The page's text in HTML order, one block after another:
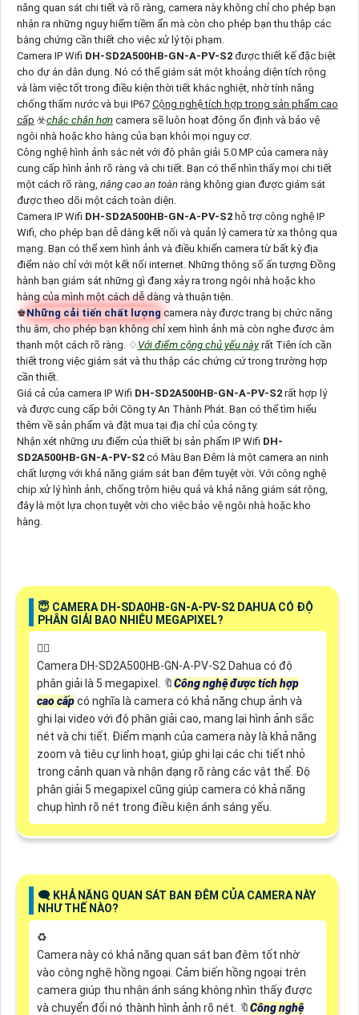
năng quan sát chi tiết và rõ ràng, camera này không chỉ cho phép bạn
nhận ra những nguy hiểm tiềm ẩn mà còn cho phép bạn thu thập các
bằng chứng cần thiết cho việc xử lý tội phạm.
Camera IP Wifi DH-SD2A500HB-GN-A-PV-S2 được thiết kế đặc biệt
cho dự án dân dụng. Nó có thể giám sát một khoảng diện tích rộng
và làm việc tốt trong điều kiện thời tiết khắc nghiệt, nhờ tính năng
chống thấm nước và bụi IP67 Cộng nghệ tích hợp trong sản phẩm cao
cấp ☣️chắc chắn hơncamera sẽ luôn hoạt động ổn định và bảo vệ
ngôi nhà hoặc kho hàng của bạn khỏi mọi nguy cơ.
Công nghệ hình ảnh sắc nét với độ phân giải 5.0 MP của camera này
cung cấp hình ảnh rõ ràng và chi tiết. Bạn có thể nhìn thấy mọi chi tiết
một cách rõ ràng, nâng cao an toàn rằng không gian được giám sát
được theo dõi một cách toàn diện.
Camera IP Wifi DH-SD2A500HB-GN-A-PV-S2 hỗ trợ công nghệ IP
Wifi, cho phép bạn dễ dàng kết nối và quản lý camera từ xa thông qua
mạng. Bạn có thể xem hình ảnh và điều khiển camera từ bất kỳ địa
điểm nào chỉ với một kết nối internet. Những thông số ấn tượng Đồng
hành bạn giám sát những gì đang xảy ra trong ngôi nhà hoặc kho
hàng của mình một cách dễ dàng và thuận tiện.
♚Những cải tiến chất lượng camera này được trang bị chức năng
thu âm, cho phép bạn không chỉ xem hình ảnh mà còn nghe được âm
thanh một cách rõ ràng. ♢ Với điểm cộng chủ yếu nàyrất Tiên ích cần
thiết trong việc giám sát và thu thập các chứng cứ trong trường hợp
cần thiết.
Giá cả của camera IP Wifi DH-SD2A500HB-GN-A-PV-S2 rất hợp lý
và được cung cấp bởi Công ty An Thành Phát. Bạn có thể tìm hiểu
thêm về sản phẩm và đặt mua tại địa chỉ của công ty.
Nhận xét những ưu điểm của thiết bị sản phẩm IP Wifi DH-
SD2A500HB-GN-A-PV-S2 có Màu Ban Đêm là một camera an ninh
chất lượng với khả năng giám sát ban đêm tuyệt vời. Với công nghệ
chip xử lý hình ảnh, chống trộm hiệu quả và khả năng giám sát rộng,
đây là một lựa chọn tuyệt vời cho việc bảo vệ ngôi nhà hoặc kho
hàng.
😇 CAMERA DH-SDA0HB-GN-A-PV-S2 DAHUA CÓ ĐỘ
PHÂN GIẢI BAO NHIÊU MEGAPIXEL?
❤️‍💋‍
Camera DH-SD2A500HB-GN-A-PV-S2 Dahua có độ
phân giải là 5 megapixel. 🔖Công nghệ được tích hợp
cao cấpcó nghĩa là camera có khả năng chụp ảnh và
ghi lại video với độ phân giải cao, mang lại hình ảnh sắc
nét và chi tiết. Điểm mạnh của camera này là khả năng
zoom và tiêu cự linh hoạt, giúp ghi lại các chi tiết nhỏ
trong cảnh quan và nhận dạng rõ ràng các vật thể. Độ
phân giải 5 megapixel cũng giúp camera có khả năng
chụp hình rõ nét trong điều kiện ánh sáng yếu.
🗨️ KHẢ NĂNG QUAN SÁT BAN ĐÊM CỦA CAMERA NÀY
NHƯ THẾ NÀO?
♻️
Camera này có khả năng quan sát ban đêm tốt nhờ
vào công nghệ hồng ngoại. Cảm biến hồng ngoại trên
camera giúp thu nhận ánh sáng không nhìn thấy được
và chuyển đổi nó thành hình ảnh rõ nét. 🔖Công nghệ